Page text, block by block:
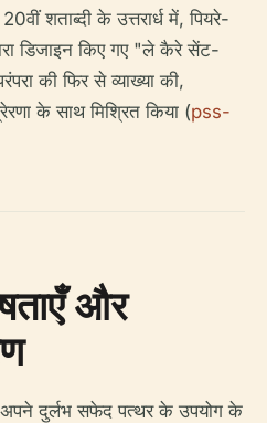
शताब्दी के उत्तरार्ध में, पियरे-
डिजाइन किए गए "ले कैरे सेंट-
की फिर से व्याख्या की,
के साथ मिश्रित किया (pss-
और
अपने दुर्लभ सफेद पत्थर के उपयोग के